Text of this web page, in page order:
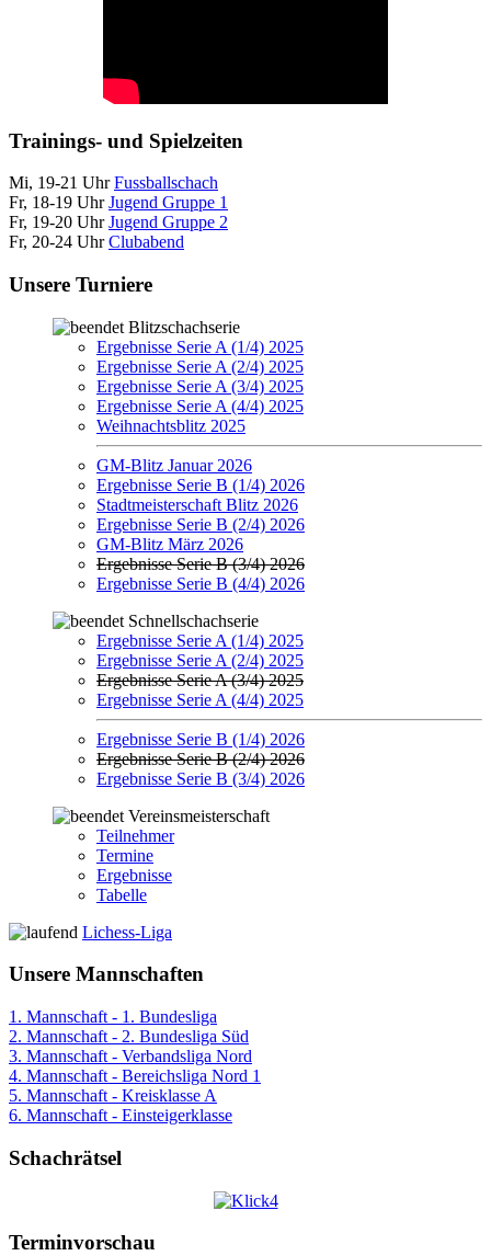
Trainings- und Spielzeiten
Mi, 19-21 UhrFussballschach
Fr, 18-19 UhrJugend Gruppe 1
Fr, 19-20 UhrJugend Gruppe 2
Fr, 20-24 UhrClubabend
Unsere Turniere
Blitzschachserie
Ergebnisse Serie A (1/4) 2025
Ergebnisse Serie A (2/4) 2025
Ergebnisse Serie A (3/4) 2025
Ergebnisse Serie A (4/4) 2025
Weihnachtsblitz 2025
GM-Blitz Januar 2026
Ergebnisse Serie B (1/4) 2026
Stadtmeisterschaft Blitz 2026
Ergebnisse Serie B (2/4) 2026
GM-Blitz März 2026
Ergebnisse Serie B (3/4) 2026
Ergebnisse Serie B (4/4) 2026
Schnellschachserie
Ergebnisse Serie A (1/4) 2025
Ergebnisse Serie A (2/4) 2025
Ergebnisse Serie A (3/4) 2025
Ergebnisse Serie A (4/4) 2025
Ergebnisse Serie B (1/4) 2026
Ergebnisse Serie B (2/4) 2026
Ergebnisse Serie B (3/4) 2026
Vereinsmeisterschaft
Teilnehmer
Termine
Ergebnisse
Tabelle
Lichess-Liga
Unsere Mannschaften
1. Mannschaft - 1. Bundesliga
2. Mannschaft - 2. Bundesliga Süd
3. Mannschaft - Verbandsliga Nord
4. Mannschaft - Bereichsliga Nord 1
5. Mannschaft - Kreisklasse A
6. Mannschaft - Einsteigerklasse
Schachrätsel
Terminvorschau